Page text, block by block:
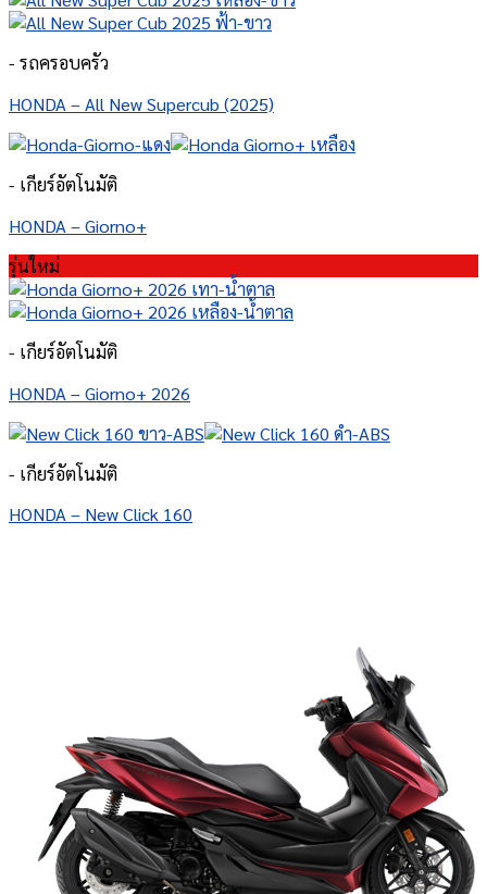
- รถครอบครัว
HONDA – All New Supercub (2025)
- เกียร์อัตโนมัติ
HONDA – Giorno+
รุ่นใหม่
- เกียร์อัตโนมัติ
HONDA – Giorno+ 2026
- เกียร์อัตโนมัติ
HONDA – New Click 160